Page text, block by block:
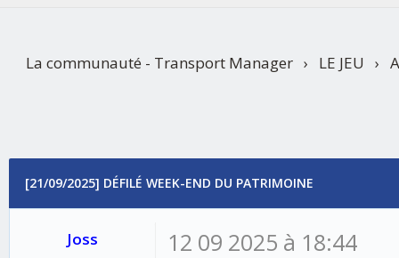
La communauté - Transport Manager › LE JEU ›
[21/09/2025] DÉFILÉ WEEK-END DU PATRIMOINE
Joss 12 09 2025 à 18:44